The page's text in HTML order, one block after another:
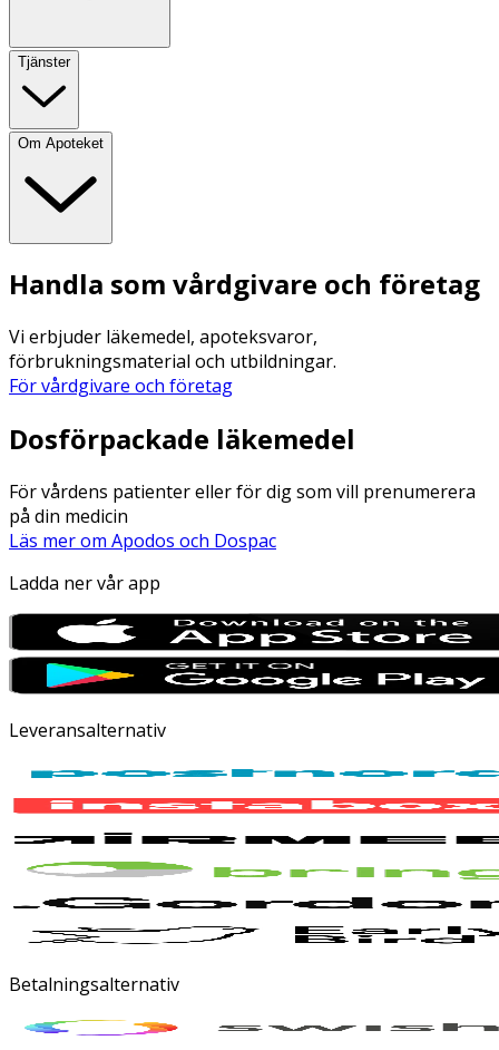
Tjänster
Om Apoteket
Handla som vårdgivare och företag
Vi erbjuder läkemedel, apoteksvaror,
förbrukningsmaterial och utbildningar.
För vårdgivare och företag
Dosförpackade läkemedel
För vårdens patienter eller för dig som vill prenumerera
på din medicin
Läs mer om Apodos och Dospac
Ladda ner vår app
Leveransalternativ
Betalningsalternativ